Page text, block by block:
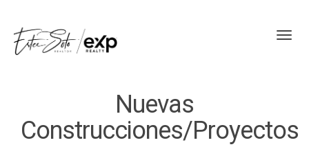
Nuevas
Construcciones/Proyectos